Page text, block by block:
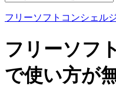
フリーソフトコンシェル
フリーソフ
で使い方が